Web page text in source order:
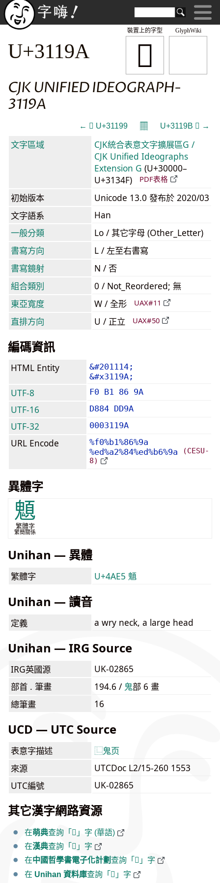
GlyphWiki
𱆚
裝置上的字型
U+3119A
CJK UNIFIED IDEOGRAPH-
3119A
← 𱆙 U+31199 𝄜 U+3119B 𱆛 →
文字區域
CJK統合表意文字擴展區G /
CJK Unified Ideographs
Extension G (U+30000–
U+3134F)
PDF表格
初始版本
Unicode 13.0 發布於 2020/03
文字語系
Han
一般分類
Lo / 其它字母 (Other_Letter)
書寫方向
L / 左至右書寫
書寫鏡射
N / 否
組合類別
0 / Not_Reordered; 無
東亞寬度
W / 全形 UAX#11
直排方向 U / 正立 UAX#50
編碼資訊
HTML Entity
&#201114;
&#x3119A;
UTF-8 F0 B1 86 9A
UTF-16 D884 DD9A
UTF-32 0003119A
URL Encode
%f0%b1%86%9a
%ed%a2%84%ed%b6%9a
(CESU-
8)
異體字
䫥
繁體字
繁簡關係
Unihan — 異體
繁體字 U+4AE5 䫥
Unihan — 讀音
定義 a wry neck, a large head
Unihan — IRG Source
IRG英國源
UK-02865
部首 . 筆畫
194.6 / ⿁部 6 畫
總筆畫
16
UCD — UTC Source
表意字描述 ⿺鬼页
來源
UTCDoc L2/15-260 1553
UTC編號
UK-02865
其它漢字網路資源
在萌典查詢「𱆚」字 (華語)
在漢典查詢「𱆚」字
在中國哲學書電子化計劃查詢「𱆚」字
在 Unihan 資料庫查詢「𱆚」字